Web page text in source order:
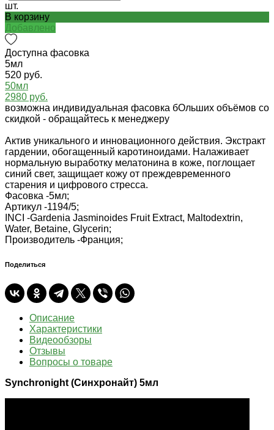
шт.
В корзину
Добавлено
Доступна фасовка
5мл
520 руб.
50мл
2980 руб.
возможна индивидуальная фасовка бОльших объёмов со
скидкой - обращайтесь к менеджеру
Актив уникального и инновационного действия. Экстракт
гардении, обогащенный каротиноидами. Налаживает
нормальную выработку мелатонина в коже, поглощает
синий свет, защищает кожу от преждевременного
старения и цифрового стресса.
Фасовка -5мл;
Артикул -1194/5;
INCI -Gardenia Jasminoides Fruit Extract, Maltodextrin,
Water, Betaine, Glycerin;
Производитель -Франция;
Поделиться
Описание
Характеристики
Видеообзоры
Отзывы
Вопросы о товаре
Synchronight (Синхронайт) 5мл